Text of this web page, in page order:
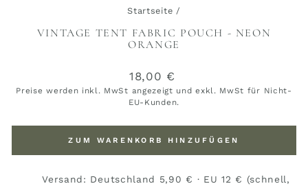
Startseite /
VINTAGE TENT FABRIC POUCH - NEON
ORANGE
Normaler
Preis
18,00 €
Preise werden inkl. MwSt angezeigt und exkl. MwSt für Nicht-
EU-Kunden.
ZUM WARENKORB HINZUFÜGEN
Versand: Deutschland 5,90 € · EU 12 € (schnell,